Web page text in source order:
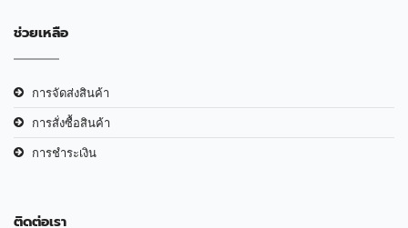
ช่วยเหลือ
การจัดส่งสินค้า
การสั่งซื้อสินค้า
การชำระเงิน
ติดต่อเรา